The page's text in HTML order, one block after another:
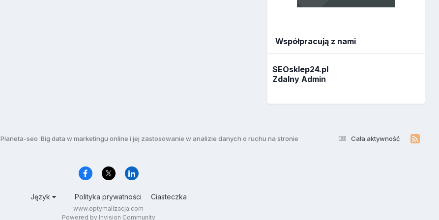
Współpracują z nami
SEOsklep24.pl
Zdalny Admin
Cała aktywność
Planeta-seo :Big data w marketingu online i jej zastosowanie w analizie danych o ruchu na stronie
Język Polityka prywatności Ciasteczka
www.optymalizacja.com
Powered by Invision Community